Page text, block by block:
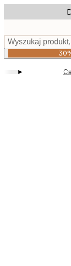
to
content.
Wyszukaj
▸